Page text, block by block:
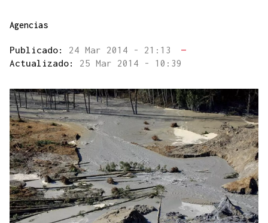
Agencias
Publicado: 24 Mar 2014 - 21:13
—
Actualizado: 25 Mar 2014 - 10:39